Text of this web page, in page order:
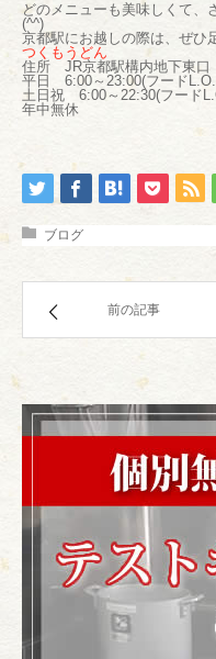
どのメニューも美味しくて、
(^^)
京都駅にお越しの際は、ぜひ
つくもうどん
住所 JR京都駅構内地下東口
平日 6:00～23:00(フード
土日祝 6:00～22:30(フード
年中無休
ブログ
前の記事